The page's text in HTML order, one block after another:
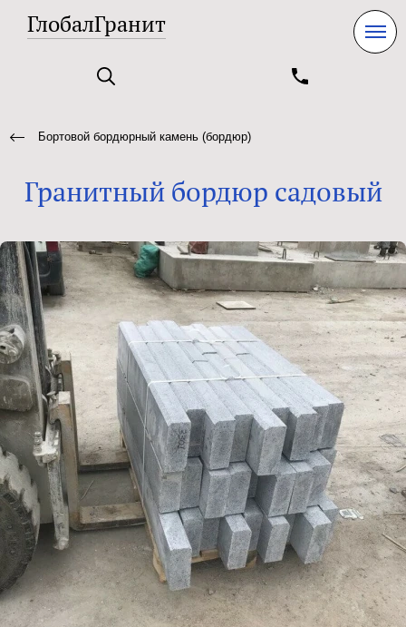
ГлобалГранит
Бортовой бордюрный камень (бордюр)
Гранитный бордюр садовый